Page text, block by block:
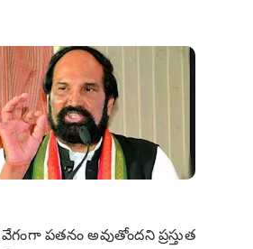
పతనం అవుతోందని ప్రస్తుత